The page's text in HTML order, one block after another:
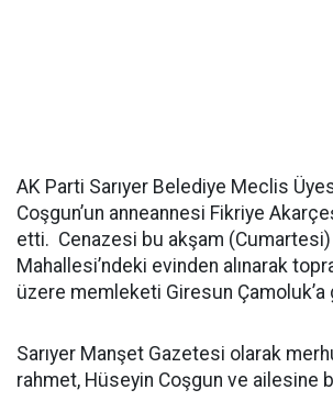
AK Parti Sarıyer Belediye Meclis
Coşgun’un anneannesi Fikriye
etti. Cenazesi bu akşam (Cumartesi)
Mahallesi’ndeki evinden alınarak
üzere memleketi Giresun
Sarıyer Manşet Gazetesi olarak
rahmet, Hüseyin Coşgun ve ailesine